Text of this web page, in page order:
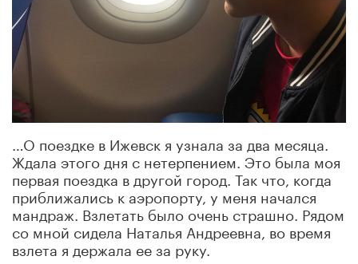
…О поездке в Ижевск я узнала за два месяца.
Ждала этого дня с нетерпением. Это была моя
первая поездка в другой город. Так что, когда
приближались к аэропорту, у меня начался
мандраж. Взлетать было очень страшно. Рядом
со мной сидела Наталья Андреевна, во время
взлета я держала ее за руку.